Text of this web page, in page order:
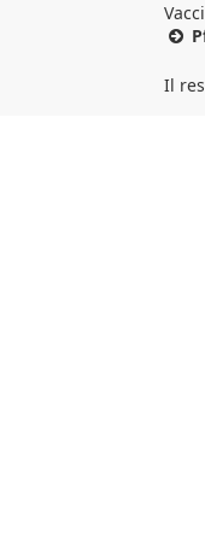
Il